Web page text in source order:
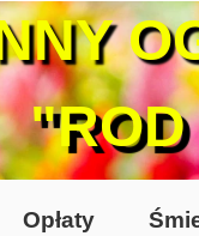
Opłaty